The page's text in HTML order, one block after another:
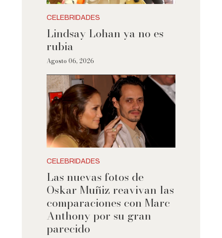
CELEBRIDADES
Lindsay Lohan ya no es
rubia
Agosto 06, 2026
CELEBRIDADES
Las nuevas fotos de
Oskar Muñiz reavivan las
comparaciones con Marc
Anthony por su gran
parecido